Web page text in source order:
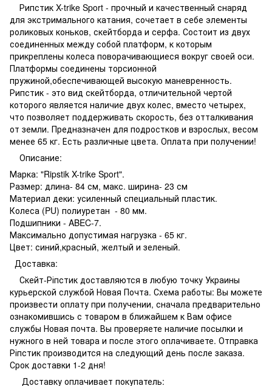
Рипстик X-trike Sport - прочный и качественный снаряд
для экстримального катания, сочетает в себе элементы
роликовых коньков, скейтборда и серфа. Состоит из двух
соединенных между собой платформ, к которым
прикреплены колеса поворачивающиеся вокруг своей оси.
Платформы соединены торсионной
пружиной,обеспечивающей высокую маневренность.
Рипстик - это вид скейтборда, отличительной чертой
которого является наличие двух колес, вместо четырех,
что позволяет поддерживать скорость, без отталкивания
от земли. Предназначен для подростков и взрослых, весом
менее 65 кг. Есть различные цвета. Оплата при получении!
Описание:
Марка: "Ripstik X-trike Sport".
Размер: длина- 84 см, макс. ширина- 23 см
Материал деки: усиленный специальный пластик.
Колеса (PU) полиуретан - 80 мм.
Подшипники - ABEC-7.
Максимально допустимая нагрузка - 65 кг.
Цвет: синий,красный, желтый и зеленый.
Доставка:
Скейт-Ріпстик доставляются в любую точку Украины
курьерской службой Новая Почта. Схема работы: Вы можете
произвести оплату при получении, сначала предварительно
ознакомившись с товаром в ближайшем к Вам офисе
службы Новая почта. Вы проверяете наличие посылки и
нужного в ней товара и после этого оплачиваете. Отправка
Ріпстик производится на следующий день после заказа.
Срок доставки 1-2 дня!
Доставку оплачивает покупатель: